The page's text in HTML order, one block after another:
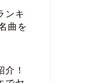
ンキ
曲を
介！